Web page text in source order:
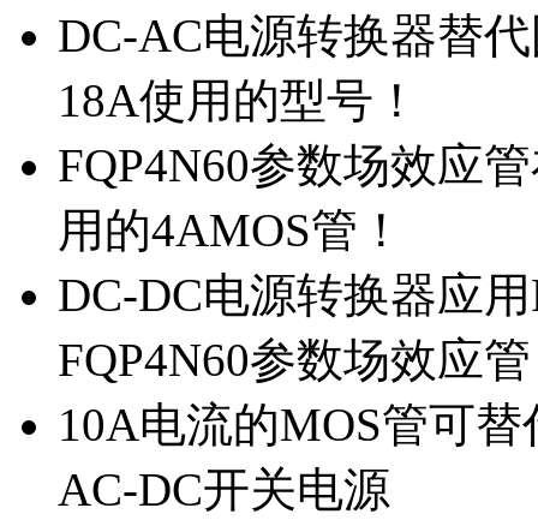
DC-AC电源转换器替
18A使用的型号！
FQP4N60参数场效应
用的4AMOS管！
DC-DC电源转换器应
FQP4N60参数场效应
10A电流的MOS管可
AC-DC开关电源